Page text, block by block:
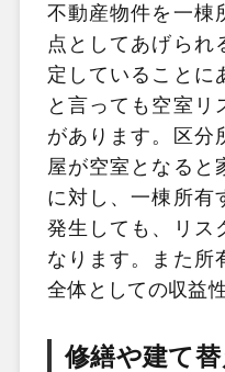
不動産物件を一棟
点としてあげられ
定していることに
と言っても空室リ
があります。区分
屋が空室となると
に対し、一棟所有
発生しても、リス
なります。また所
全体としての収益
修繕や建て